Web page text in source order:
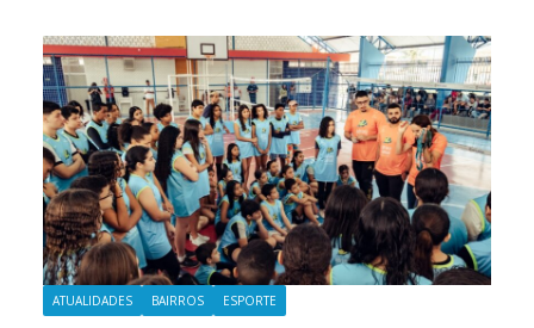
ATUALIDADES BAIRROS ESPORTE